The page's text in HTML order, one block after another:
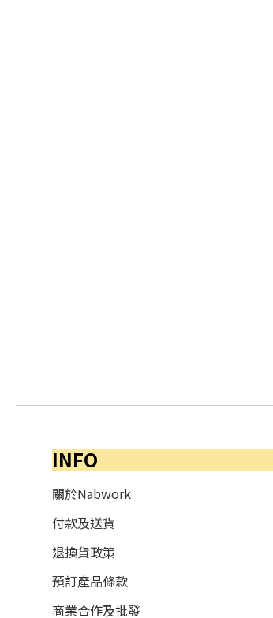
INFO
關於Nabwork
付款及送貨
退換貨政策
預訂產品條款
商業合作及批發